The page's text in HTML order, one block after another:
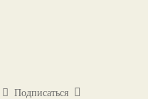
Подписаться